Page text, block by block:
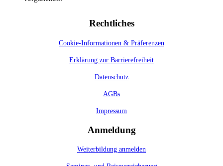
Rechtliches
Cookie-Informationen & Präferenzen
Erklärung zur Barrierefreiheit
Datenschutz
AGBs
Impressum
Anmeldung
Weiterbildung anmelden